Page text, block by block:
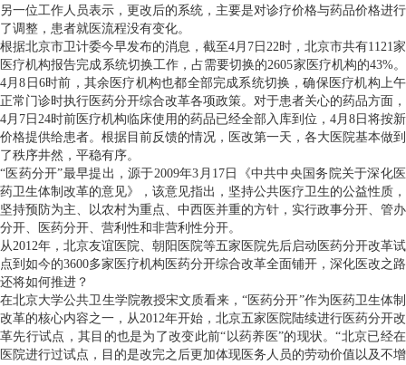
另一位工作人员表示，更改后的系统，主要是对诊疗价格与药品价格进行
了调整，患者就医流程没有变化。
根据北京市卫计委今早发布的消息，截至4月7日22时，北京市共有1121家
医疗机构报告完成系统切换工作，占需要切换的2605家医疗机构的43%。
4月8日6时前，其余医疗机构也都全部完成系统切换，确保医疗机构上午
正常门诊时执行医药分开综合改革各项政策。对于患者关心的药品方面，
4月7日24时前医疗机构临床使用的药品已经全部入库到位，4月8日将按新
价格提供给患者。根据目前反馈的情况，医改第一天，各大医院基本做到
了秩序井然，平稳有序。
“医药分开”最早提出，源于2009年3月17日《中共中央国务院关于深化医
药卫生体制改革的意见》，该意见指出，坚持公共医疗卫生的公益性质，
坚持预防为主、以农村为重点、中西医并重的方针，实行政事分开、管办
分开、医药分开、营利性和非营利性分开。
从2012年，北京友谊医院、朝阳医院等五家医院先后启动医药分开改革试
点到如今的3600多家医疗机构医药分开综合改革全面铺开，深化医改之路
还将如何推进？
在北京大学公共卫生学院教授宋文质看来，“医药分开”作为医药卫生体制
改革的核心内容之一，从2012年开始，北京五家医院陆续进行医药分开改
革先行试点，其目的也是为了改变此前“以药养医”的现状。“北京已经在
医院进行过试点，目的是改完之后更加体现医务人员的劳动价值以及不增